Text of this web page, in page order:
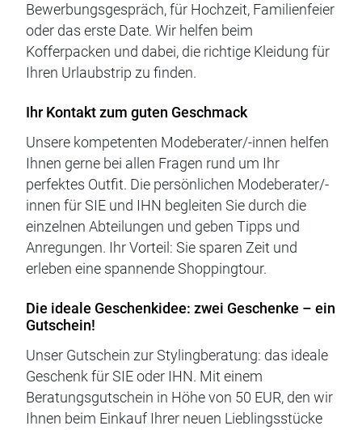
Bewerbungsgespräch, für Hochzeit, Familienfeier
oder das erste Date. Wir helfen beim
Kofferpacken und dabei, die richtige Kleidung für
Ihren Urlaubstrip zu finden.
Ihr Kontakt zum guten Geschmack
Unsere kompetenten Modeberater/-innen helfen
Ihnen gerne bei allen Fragen rund um Ihr
perfektes Outfit. Die persönlichen Modeberater/-
innen für SIE und IHN begleiten Sie durch die
einzelnen Abteilungen und geben Tipps und
Anregungen. Ihr Vorteil: Sie sparen Zeit und
erleben eine spannende Shoppingtour.
Die ideale Geschenkidee: zwei Geschenke – ein
Gutschein!
Unser Gutschein zur Stylingberatung: das ideale
Geschenk für SIE oder IHN. Mit einem
Beratungsgutschein in Höhe von 50 EUR, den wir
Ihnen beim Einkauf Ihrer neuen Lieblingsstücke